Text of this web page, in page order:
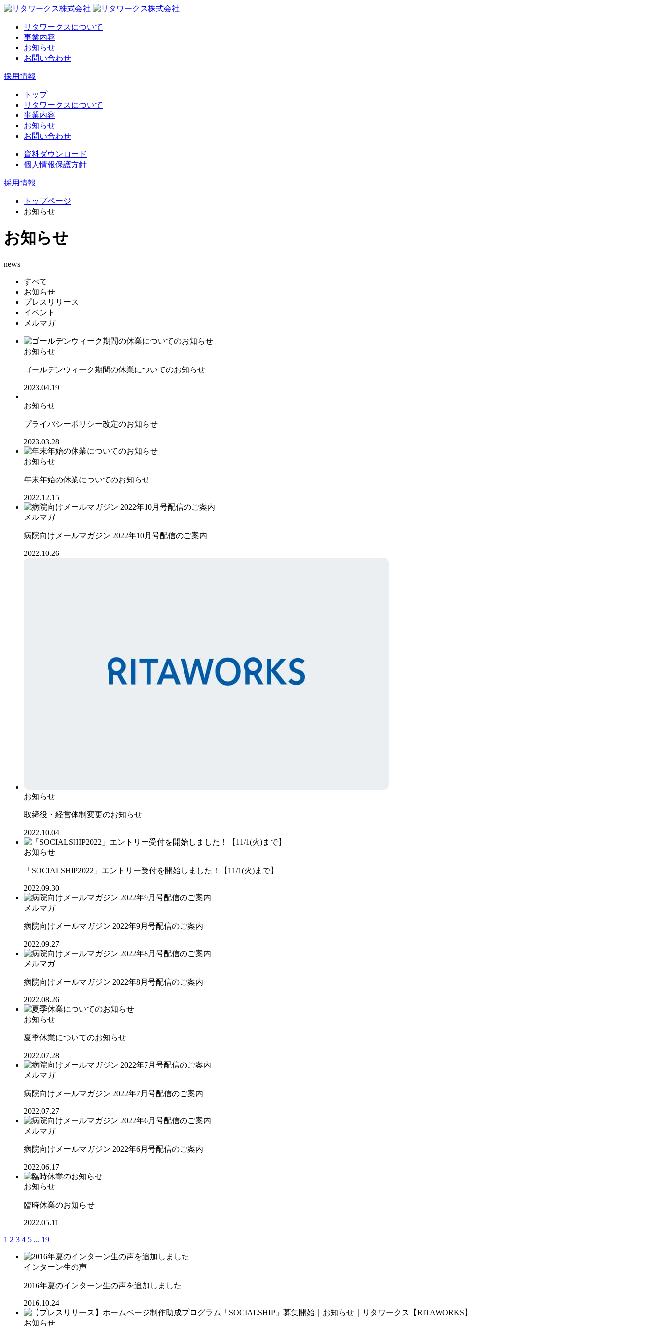
リタワークスについて
事業内容
お知らせ
お問い合わせ
採用情報
トップ
リタワークスについて
事業内容
お知らせ
お問い合わせ
資料ダウンロード
個人情報保護方針
採用情報
トップページ
お知らせ
お知らせ
news
すべて
お知らせ
プレスリリース
イベント
メルマガ
お知らせ
ゴールデンウィーク期間の休業についてのお知らせ
2023.04.19
お知らせ
プライバシーポリシー改定のお知らせ
2023.03.28
お知らせ
年末年始の休業についてのお知らせ
2022.12.15
メルマガ
病院向けメールマガジン 2022年10月号配信のご案内
2022.10.26
お知らせ
取締役・経営体制変更のお知らせ
2022.10.04
お知らせ
「SOCIALSHIP2022」エントリー受付を開始しました！【11/1(火)まで】
2022.09.30
メルマガ
病院向けメールマガジン 2022年9月号配信のご案内
2022.09.27
メルマガ
病院向けメールマガジン 2022年8月号配信のご案内
2022.08.26
お知らせ
夏季休業についてのお知らせ
2022.07.28
メルマガ
病院向けメールマガジン 2022年7月号配信のご案内
2022.07.27
メルマガ
病院向けメールマガジン 2022年6月号配信のご案内
2022.06.17
お知らせ
臨時休業のお知らせ
2022.05.11
1 2 3 4 5 ... 19
インターン生の声
2016年夏のインターン生の声を追加しました
2016.10.24
お知らせ